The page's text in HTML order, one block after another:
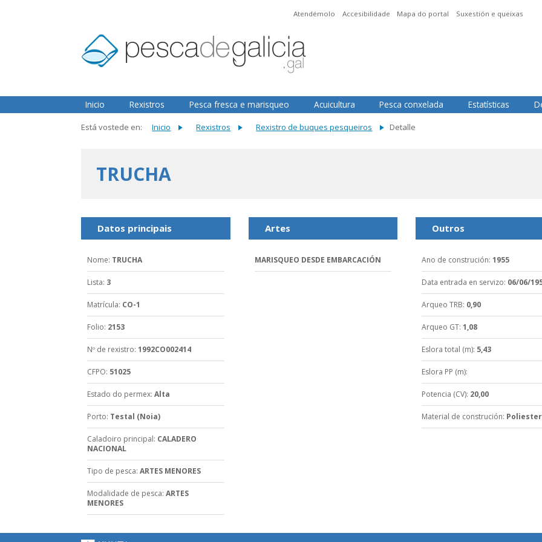
Atendémolo Accesibilidade Mapa do portal Suxestión e queixas
Inicio
Rexistros Pesca fresca e marisqueo Acuicultura Pesca conxelada Estatísticas
Está vostede en: Inicio Rexistros Rexistro de buques pesqueiros Detalle
TRUCHA
Datos principais
Nome: TRUCHA
Lista: 3
Matrícula: CO-1
Folio: 2153
Nº de rexistro:1992CO002414
CFPO: 51025
Estado do permex:Alta
Porto: Testal (Noia)
Caladoiro principal: CALADERO
NACIONAL
Tipo de pesca:ARTES MENORES
Modalidade de pesca:ARTES
MENORES
Artes
MARISQUEO DESDE EMBARCACIÓN
Outros
Ano de construción: 1955
Data entrada en servizo: 06/06/
Arqueo TRB: 0,90
Arqueo GT: 1,08
Eslora total (m): 5,43
Eslora PP (m):
Potencia (CV): 20,00
Material de construción: Poliester